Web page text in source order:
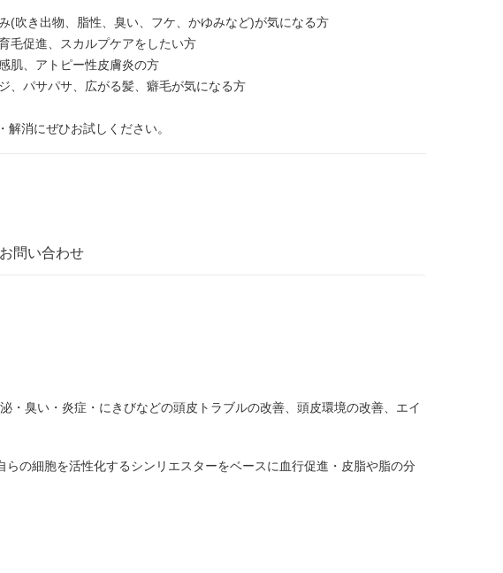
(吹き出物、脂性、臭い、フケ、かゆみなど)が気になる方
毛促進、スカルプケアをしたい方
肌、アトピー性皮膚炎の方
、パサパサ、広がる髪、癖毛が気になる方
解消にぜひお試しください。
お問い合わせ
臭い・炎症・にきびなどの頭皮トラブルの改善、頭皮環境の改善、エイ
の細胞を活性化するシンリエスターをベースに血行促進・皮脂や脂の分